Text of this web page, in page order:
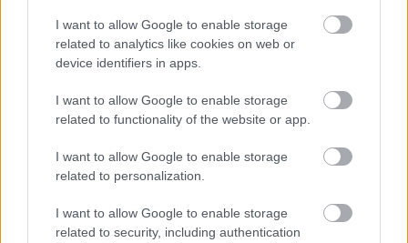
I want to allow Google to enable storage
related to analytics like cookies on web or
device identifiers in apps.
I want to allow Google to enable storage
related to functionality of the website or app.
I want to allow Google to enable storage
related to personalization.
I want to allow Google to enable storage
related to security, including authentication
företag. Apix har ända sedan starten varit
fokuserade på att samarbete med
modern lösning för att skicka och ta emot
fakturor direkt i systemet. I Sverige är Apix
en aktiv medlem i NEA, Nätverket för
Elektroniska Affärer.